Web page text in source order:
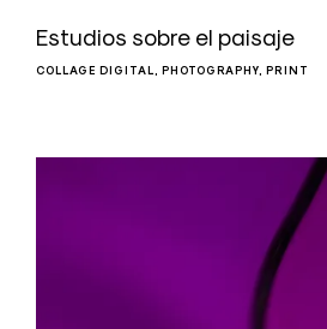
Estudios sobre el paisaje
COLLAGE DIGITAL PHOTOGRAPHY PRINT